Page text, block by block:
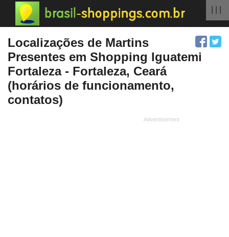
Localizações de Martins
Presentes em Shopping Iguatemi
Fortaleza - Fortaleza, Ceará
(horários de funcionamento,
contatos)